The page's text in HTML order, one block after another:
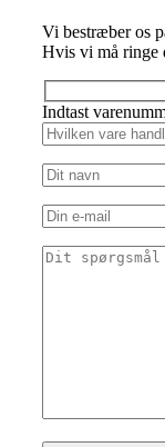
Vi bestræber os
Hvis vi må ringe
Indtast